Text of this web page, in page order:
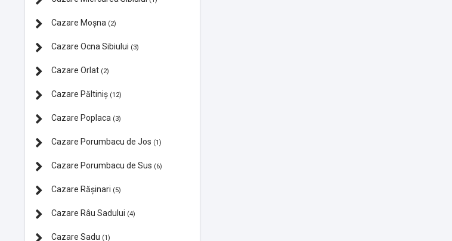
Cazare Moșna (2)
Cazare Ocna Sibiului (3)
Cazare Orlat (2)
Cazare Păltiniș (12)
Cazare Poplaca (3)
Cazare Porumbacu de Jos (1)
Cazare Porumbacu de Sus (6)
Cazare Rășinari (5)
Cazare Râu Sadului (4)
Cazare Sadu (1)